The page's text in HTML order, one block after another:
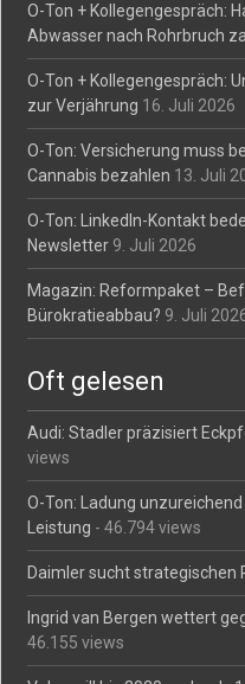
O-Ton + Kollegengespräch:
Abwasser nach Rohrbruch
O-Ton + Kollegengespräch:
zur Verjährung 16. Juli 2026
O-Ton: Versicherung muss
Cannabis bezahlen 13. Juli
O-Ton: LinkedIn-Kontakt
Newsletter 9. Juli 2026
Magazin: Reformpaket –
Bürokratieabbau? 9. Juli
Oft gelesen
Audi: Stadler präzisiert
views
O-Ton: Ladung
Leistung - 46.794 views
Daimler sucht strategischen
Ingrid van Bergen wettert
46.155 views